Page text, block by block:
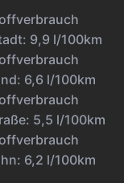
9,9 l/100km
6,6 l/100km
5,5 l/100km
6,2 l/100km